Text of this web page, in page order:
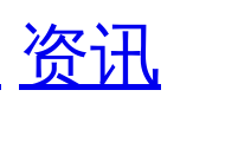
资讯